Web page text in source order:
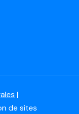
|
de sites